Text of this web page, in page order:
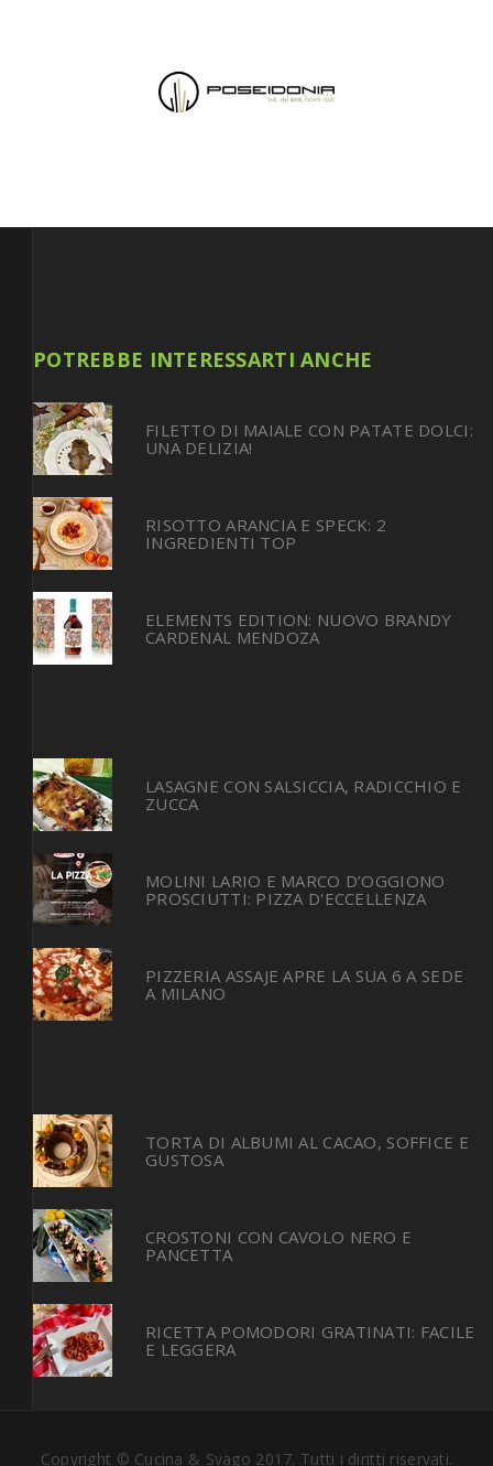
POTREBBE INTERESSARTI ANCHE
FILETTO DI MAIALE CON PATATE DOLCI:
UNA DELIZIA!
RISOTTO ARANCIA E SPECK: 2
INGREDIENTI TOP
ELEMENTS EDITION: NUOVO BRANDY
CARDENAL MENDOZA
LASAGNE CON SALSICCIA, RADICCHIO E
ZUCCA
MOLINI LARIO E MARCO D’OGGIONO
PROSCIUTTI: PIZZA D'ECCELLENZA
PIZZERIA ASSAJE APRE LA SUA 6 A SEDE
A MILANO
TORTA DI ALBUMI AL CACAO, SOFFICE E
GUSTOSA
CROSTONI CON CAVOLO NERO E
PANCETTA
RICETTA POMODORI GRATINATI: FACILE
E LEGGERA
Copyright © Cucina & Svago 2017. Tutti i diritti riservati.